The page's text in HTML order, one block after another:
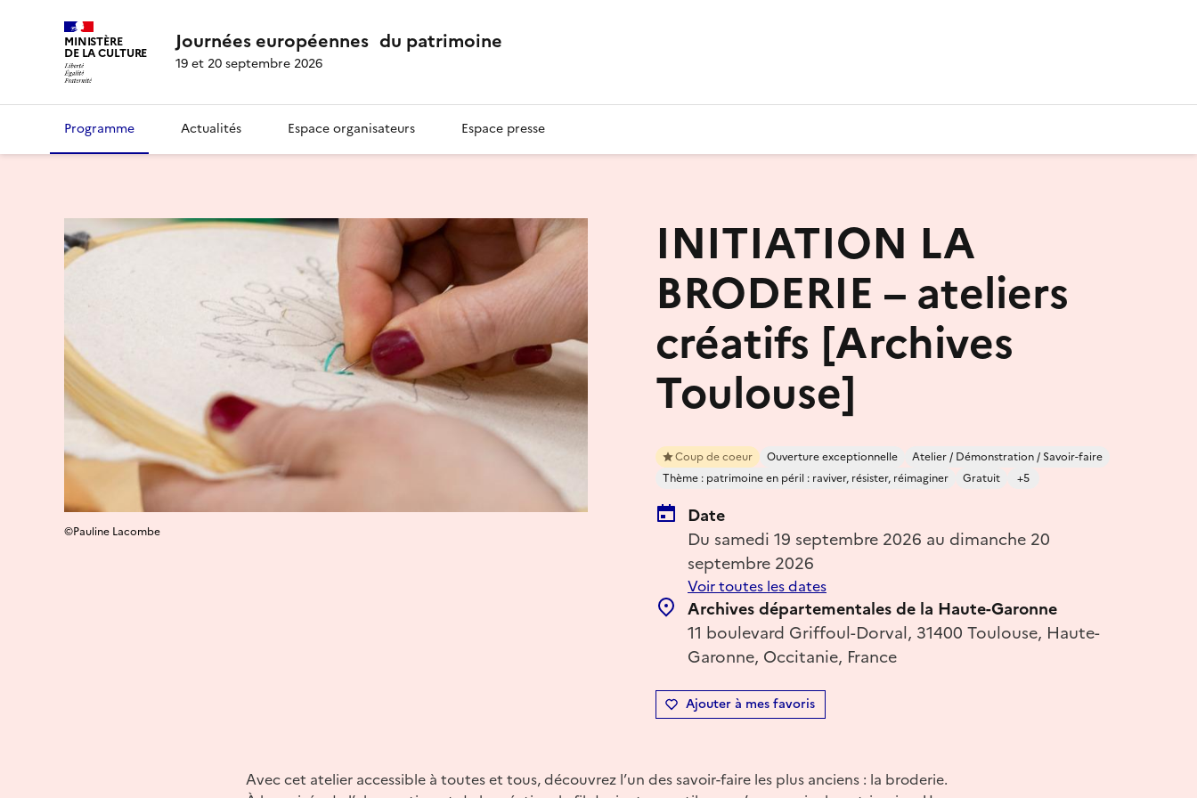
MINISTÈRE
DE LA CULTURE Journées européennes du patrimoine
19 et 20 septembre 2026
Programme Actualités Espace organisateurs Espace presse
INITIATION LA
BRODERIE – ateliers
créatifs [Archives
Toulouse]
Coup de coeur Ouverture exceptionnelle
Atelier / Démonstration / Savoir-faire
Thème : patrimoine en péril : raviver, résister, réimaginer
Gratuit +5
Date
Du samedi 19 septembre 2026 au dimanche 20
septembre 2026
Voir toutes les dates
Archives départementales de la Haute-Garonne
11 boulevard Griffoul-Dorval, 31400 Toulouse, Haute-
Garonne, Occitanie, France
Ajouter à mes favoris
©Pauline Lacombe
Avec cet atelier accessible à toutes et tous, découvrez l’un des savoir-faire les plus anciens : la broderie.